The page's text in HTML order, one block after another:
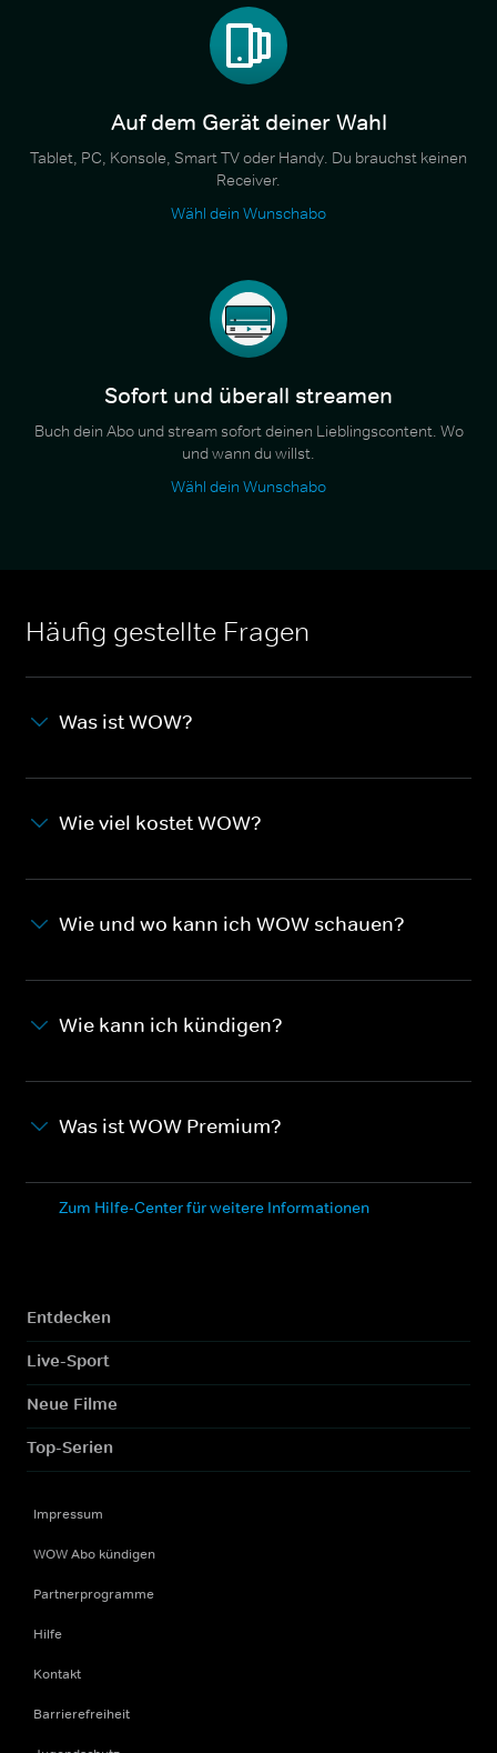
Auf dem Gerät deiner Wahl
Tablet, PC, Konsole, Smart TV oder Handy. Du brauchst keinen
Receiver.
Wähl dein Wunschabo
Sofort und überall streamen
Buch dein Abo und stream sofort deinen Lieblingscontent. Wo
und wann du willst.
Wähl dein Wunschabo
Häufig gestellte Fragen
Was ist WOW?
Wie viel kostet WOW?
Wie und wo kann ich WOW schauen?
Wie kann ich kündigen?
Was ist WOW Premium?
Zum Hilfe-Center für weitere Informationen
Entdecken
Live-Sport
Neue Filme
Top-Serien
Impressum
WOW Abo kündigen
Partnerprogramme
Hilfe
Kontakt
Barrierefreiheit